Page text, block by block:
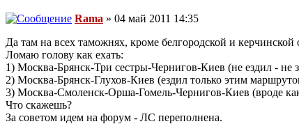
Rama » 04 май 2011 14:35
Да там на всех таможнях, кроме белгородской и керчинской
Ломаю голову как ехать:
1) Москва-Брянск-Три сестры-Чернигов-Киев (не ездил - не
2) Москва-Брянск-Глухов-Киев (ездил только этим
3) Москва-Смоленск-Орша-Гомель-Чернигов-Киев (вроде
Что скажешь?
За советом идем на форум - ЛС переполнена.